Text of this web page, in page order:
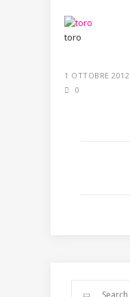
toro
1 OTTOBRE 2012
0